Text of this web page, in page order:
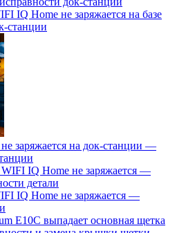
IQ Home не заряжается на базе
станции
заряжается на док-станции —
IQ Home не заряжается —